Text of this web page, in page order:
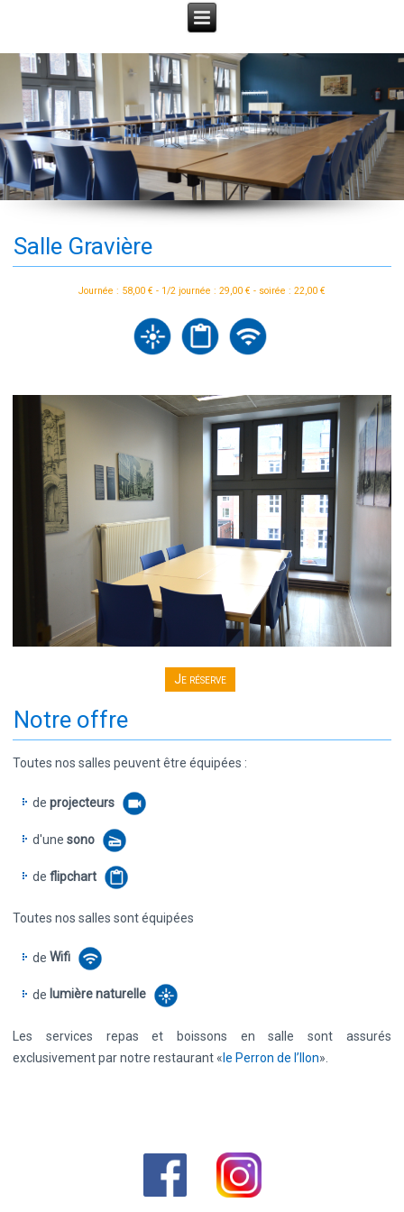
Salle Gravière
Journée : 58,00 € - 1/2 journée : 29,00 € - soirée : 22,00 €
Je réserve
Notre offre
Toutes nos salles peuvent être équipées :
de projecteurs
d'unesono
deflipchart
Toutes nos salles sont équipées
deWifi
de lumière naturelle
Les services repas et boissons en salle sont assurés
exclusivement par notre restaurant «le Perron de l’Ilon».